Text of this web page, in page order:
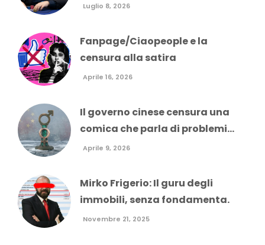
Luglio 8, 2026
Fanpage/Ciaopeople e la
censura alla satira
Aprile 16, 2026
Il governo cinese censura una
comica che parla di problemi...
Aprile 9, 2026
Mirko Frigerio: Il guru degli
immobili, senza fondamenta.
Novembre 21, 2025